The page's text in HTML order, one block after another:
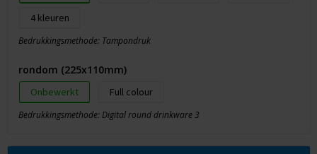
4
Bedrukkingsmethode: Tampondruk
rondom (225x110mm)
Onbewerkt Full colour
Bedrukkingsmethode: Digital round drinkware 3